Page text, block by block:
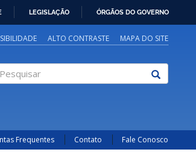
LEGISLAÇÃO ÓRGÃOS DO GOVERNO
ALTO CONTRASTE MAPA DO SITE
Frequentes Contato Fale Conosco